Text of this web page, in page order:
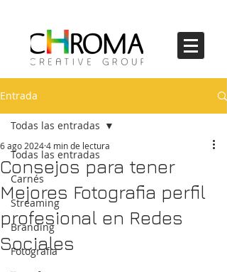
Entrada
Todas las entradas
Carnés
Streaming
Branding
Fotografia
Todas las entradas
Consejos para tener
Mejores Fotografia perfil
profesional en Redes
Sociales
6 ago 20244 min de lectura